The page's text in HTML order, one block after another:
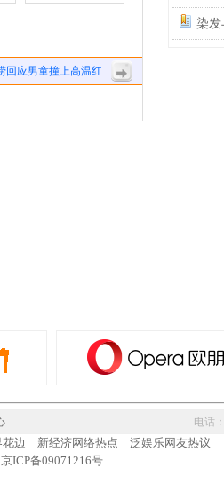
回应男童撞上高温红
染发
电话：
边 新经济网络热点 泛娱乐网友热议
京ICP备09071216号